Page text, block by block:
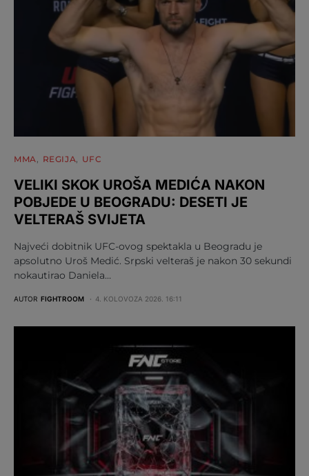
MMA REGIJA UFC
VELIKI SKOK UROŠA MEDIĆA NAKON
POBJEDE U BEOGRADU: DESETI JE
VELTERAŠ SVIJETA
Najveći dobitnik UFC-ovog spektakla u Beogradu je
apsolutno Uroš Medić. Srpski velteraš je nakon 30 sekundi
nokautirao Daniela…
AUTOR FIGHTROOM 4. KOLOVOZA 2026. 16:11